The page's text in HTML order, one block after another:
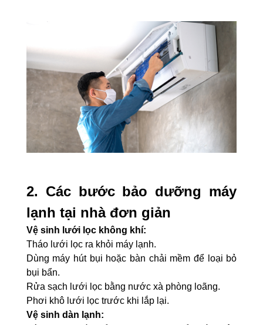
2. Các bước bảo dưỡng máy
lạnh tại nhà đơn giản
Vệ sinh lưới lọc không khí:
Tháo lưới lọc ra khỏi máy lạnh.
Dùng máy hút bụi hoặc bàn chải mềm để loại bỏ
bụi bẩn.
Rửa sạch lưới lọc bằng nước xà phòng loãng.
Phơi khô lưới lọc trước khi lắp lại.
Vệ sinh dàn lạnh: